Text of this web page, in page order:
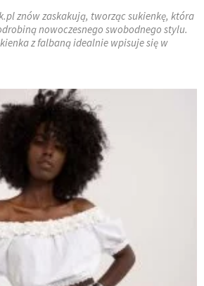
znów zaskakują, tworząc sukienkę, która
nowoczesnego swobodnego stylu.
z falbaną idealnie wpisuje się w